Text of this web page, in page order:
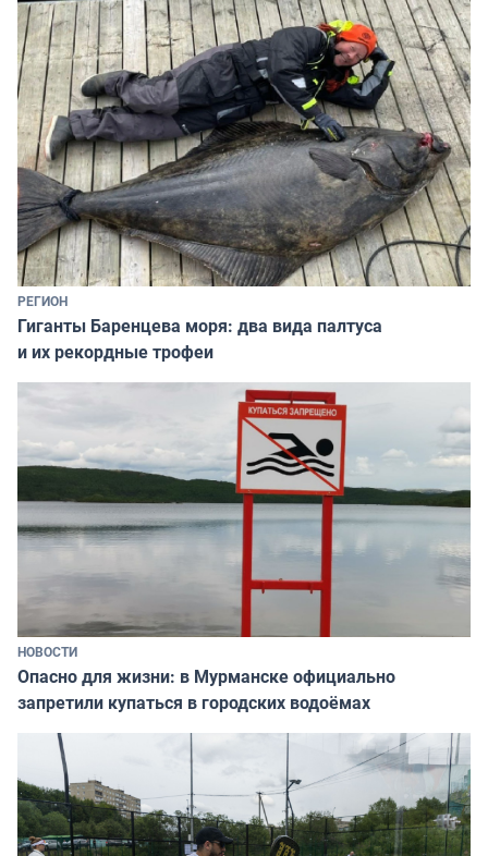
РЕГИОН
Гиганты Баренцева моря: два вида палтуса
и их рекордные трофеи
НОВОСТИ
Опасно для жизни: в Мурманске официально
запретили купаться в городских водоёмах